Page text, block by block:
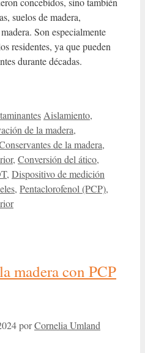
suelos de madera,
Son especialmente
residentes, ya que pueden
durante décadas.
Etiquetas
Aislamiento,
de la madera,
de la madera,
, Conversión del ático,
, Dispositivo de medición
, Pentaclorofenol (PCP),
madera con PCP
porCornelia Umland